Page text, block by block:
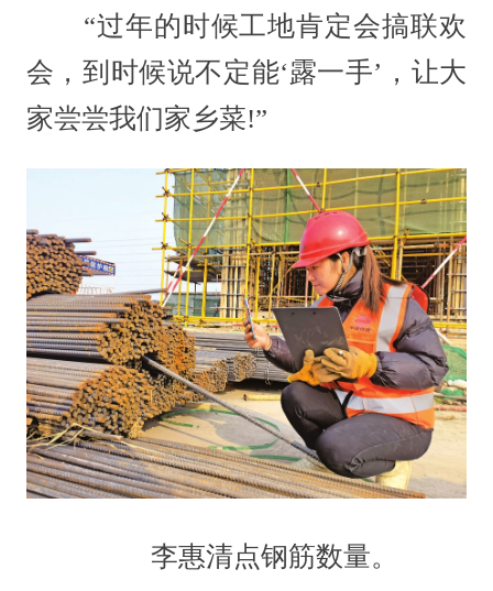
“过年的时候工地肯定会搞联欢
会，到时候说不定能‘露一手’，让大
家尝尝我们家乡菜!”
李惠清点钢筋数量。